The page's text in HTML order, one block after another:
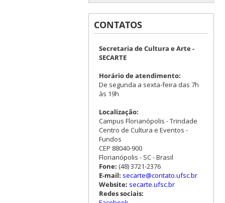
CONTATOS
Secretaria de Cultura e Arte -
SECARTE
Horário de atendimento:
De segunda a sexta-feira das 7h
às 19h
Localização:
Campus Florianópolis - Trindade
Centro de Cultura e Eventos -
Fundos
CEP 88040-900
Florianópolis - SC - Brasil
Fone: (48) 3721-2376
E-mail: secarte@contato.ufsc.br
Website: secarte.ufsc.br
Redes sociais: